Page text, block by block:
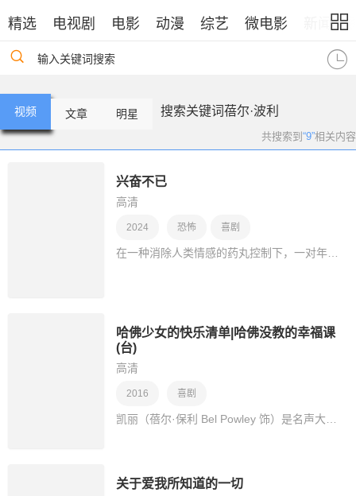
精选 电视剧 电影 动漫 综艺 微电影 新闻
输入关键词搜索
视频 文章 明星 搜索关键词蓓尔·波利
共搜索到 “9”相关内容
兴奋不已
高清
2024 恐怖 喜剧
哈佛少女的快乐清单|哈佛没教的幸福课
(台)
高清
2016 喜剧
关于爱我所知道的一切